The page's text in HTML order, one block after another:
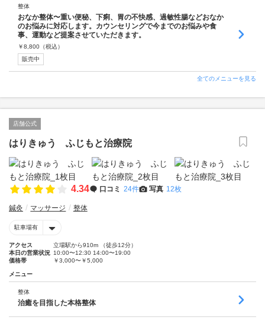
整体
おなか整体〜重い便秘、下痢、胃の不快感、過敏性腸などおなか
のお悩みに対応します。カウンセリングで今までのお悩みや食
事、運動など提案させていただきます。
￥8,800 （税込）
販売中
全てのメニューを見る
店舗公式
はりきゅう ふじもと治療院
4.34 口コミ 24件 写真 12枚
鍼灸 マッサージ 整体
駐車場有
アクセス
立場駅から910m （徒歩12分）
本日の営業状況 10:00〜12:30 14:00〜19:00
価格帯
￥3,000〜￥5,000
メニュー
整体
治癒を目指した本格整体